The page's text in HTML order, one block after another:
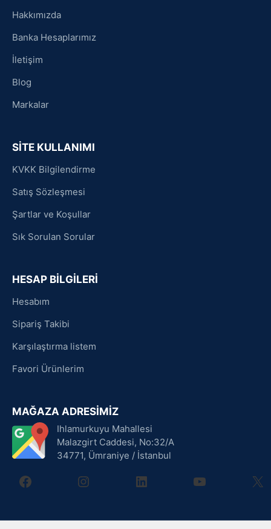
Hakkımızda
Banka Hesaplarımız
İletişim
Blog
Markalar
SİTE KULLANIMI
KVKK Bilgilendirme
Satış Sözleşmesi
Şartlar ve Koşullar
Sık Sorulan Sorular
HESAP BİLGİLERİ
Hesabım
Sipariş Takibi
Karşılaştırma listem
Favori Ürünlerim
MAĞAZA ADRESİMİZ
Ihlamurkuyu Mahallesi
Malazgirt Caddesi, No:32/A
34771, Ümraniye / İstanbul
facebookinstagramlinkedin youtube X